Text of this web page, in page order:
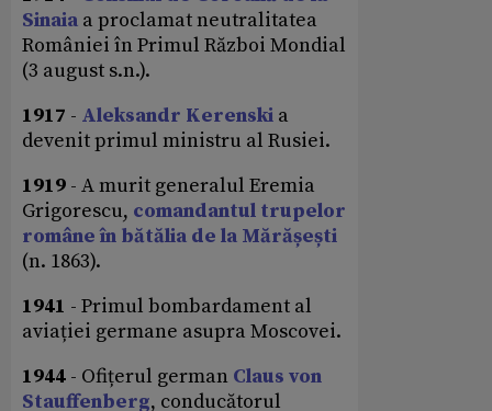
Sinaia a proclamat neutralitatea
României în Primul Război Mondial
(3 august s.n.).
1917 - Aleksandr Kerenski a
devenit primul ministru al Rusiei.
1919 - A murit generalul Eremia
Grigorescu, comandantul trupelor
române în bătălia de la Mărășești
(n. 1863).
1941 - Primul bombardament al
aviației germane asupra Moscovei.
1944 - Ofițerul german Claus von
Stauffenberg, conducătorul